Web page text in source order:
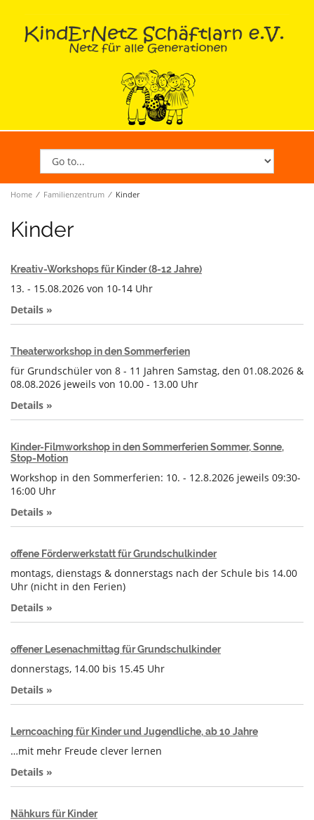
Home ∕ Familienzentrum ∕ Kinder
Kinder
Kreativ-Workshops für Kinder (8-12 Jahre)
13. - 15.08.2026 von 10-14 Uhr
Details »
Theaterworkshop in den Sommerferien
für Grundschüler von 8 - 11 Jahren Samstag, den 01.08.2026 &
08.08.2026 jeweils von 10.00 - 13.00 Uhr
Details »
Kinder-Filmworkshop in den Sommerferien Sommer, Sonne,
Stop-Motion
Workshop in den Sommerferien: 10. - 12.8.2026 jeweils 09:30-
16:00 Uhr
Details »
offene Förderwerkstatt für Grundschulkinder
montags, dienstags & donnerstags nach der Schule bis 14.00
Uhr (nicht in den Ferien)
Details »
offener Lesenachmittag für Grundschulkinder
donnerstags, 14.00 bis 15.45 Uhr
Details »
Lerncoaching für Kinder und Jugendliche, ab 10 Jahre
…mit mehr Freude clever lernen
Details »
Nähkurs für Kinder